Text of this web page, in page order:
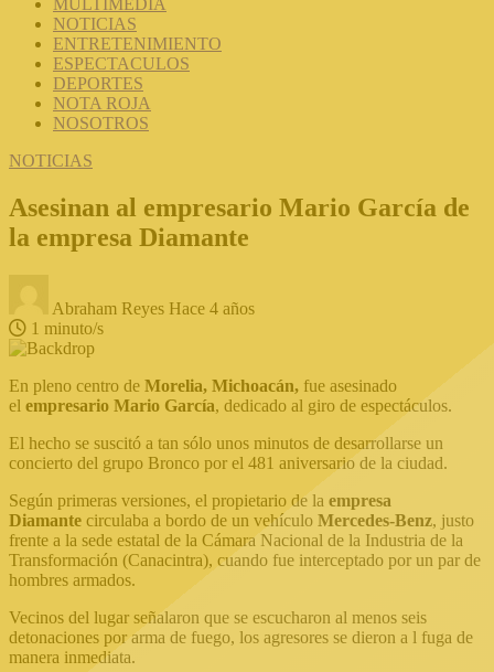
MULTIMEDIA
NOTICIAS
ENTRETENIMIENTO
ESPECTACULOS
DEPORTES
NOTA ROJA
NOSOTROS
NOTICIAS
Asesinan al empresario Mario García de
la empresa Diamante
Abraham Reyes Hace 4 años
1 minuto/s
En pleno centro de Morelia, Michoacán, fue asesinado
el empresario Mario García, dedicado al giro de espectáculos.
El hecho se suscitó a tan sólo unos minutos de desarrollarse un
concierto del grupo Bronco por el 481 aniversario de la ciudad.
Según primeras versiones, el propietario de la empresa
Diamante circulaba a bordo de un vehículo Mercedes-Benz, justo
frente a la sede estatal de la Cámara Nacional de la Industria de la
Transformación (Canacintra), cuando fue interceptado por un par de
hombres armados.
Vecinos del lugar señalaron que se escucharon al menos seis
detonaciones por arma de fuego, los agresores se dieron a l fuga de
manera inmediata.